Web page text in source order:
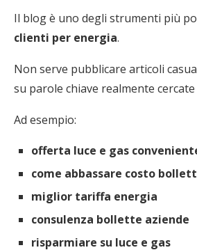
Il blog è uno degli strumenti più
clienti per energia.
Non serve pubblicare articoli
su parole chiave realmente
Ad esempio:
offerta luce e gas
come abbassare costo
miglior tariffa energia
consulenza bollette aziende
risparmiare su luce e gas